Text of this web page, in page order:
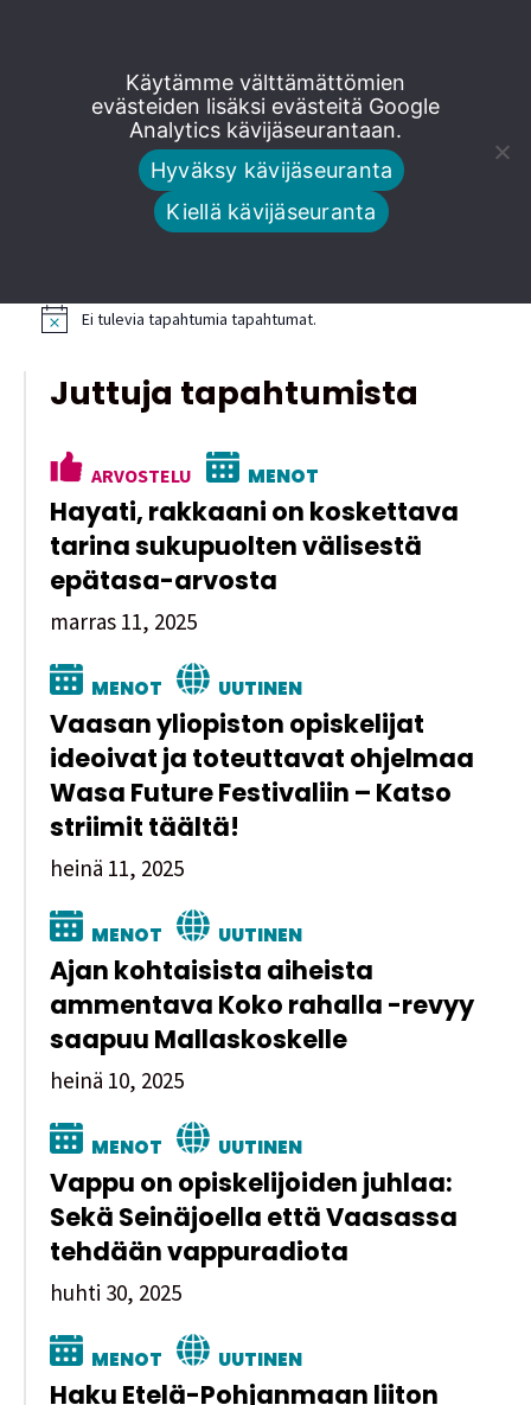
suoraan
Tapahtumat
N
Ei tulevia tapahtumia tapahtumat.
Juttuja tapahtumista
ARVOSTELU MENOT
Hayati, rakkaani on koskettava
tarina sukupuolten välisestä
epätasa-arvosta
marras 11, 2025
MENOT UUTINEN
Vaasan yliopiston opiskelijat
ideoivat ja toteuttavat ohjelmaa
Wasa Future Festivaliin – Katso
striimit täältä!
heinä 11, 2025
MENOT UUTINEN
Ajan kohtaisista aiheista
ammentava Koko rahalla -revyy
saapuu Mallaskoskelle
heinä 10, 2025
MENOT UUTINEN
Vappu on opiskelijoiden juhlaa:
Sekä Seinäjoella että Vaasassa
tehdään vappuradiota
huhti 30, 2025
MENOT UUTINEN
Haku Etelä-Pohjanmaan liiton
Käytämme välttämättömien
evästeiden lisäksi evästeitä Google
Analytics kävijäseurantaan.
Hyväksy kävijäseuranta
Kiellä kävijäseuranta